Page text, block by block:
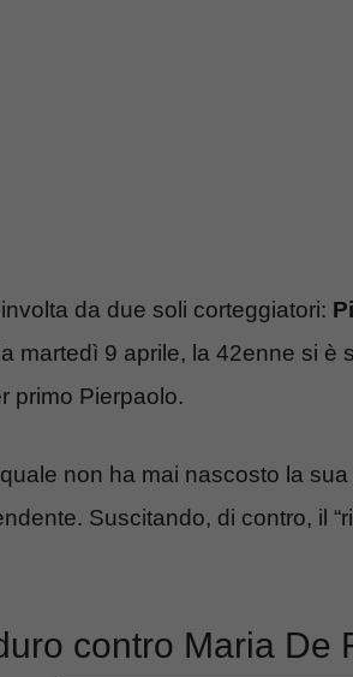
da due soli corteggiatori:
martedì 9 aprile, la 42enne si è
primo Pierpaolo.
non ha mai nascosto la
Suscitando, di contro, il
contro Maria De